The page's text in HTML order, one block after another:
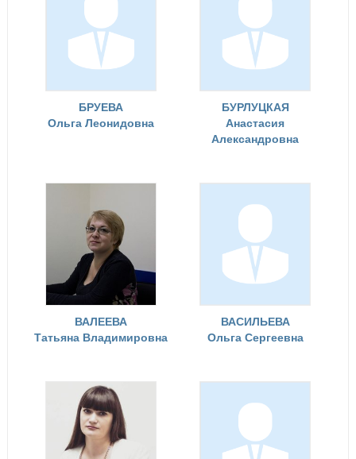
БРУЕВА
Ольга Леонидовна
БУРЛУЦКАЯ
Анастасия
Александровна
ВАЛЕЕВА
Татьяна Владимировна
ВАСИЛЬЕВА
Ольга Сергеевна